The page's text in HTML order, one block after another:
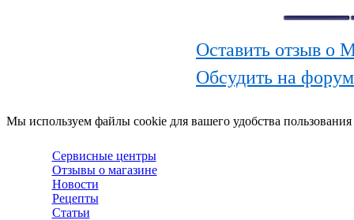
Оставить отзыв о
Обсудить на
Мы используем файлы cookie для вашего удобства
Сервисные центры
Отзывы о магазине
Новости
Рецепты
Статьи